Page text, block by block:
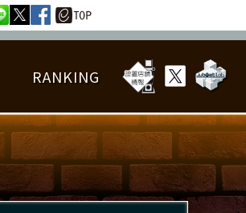
詳細楽曲データ
EDIT譜面
RANKING
RANKING